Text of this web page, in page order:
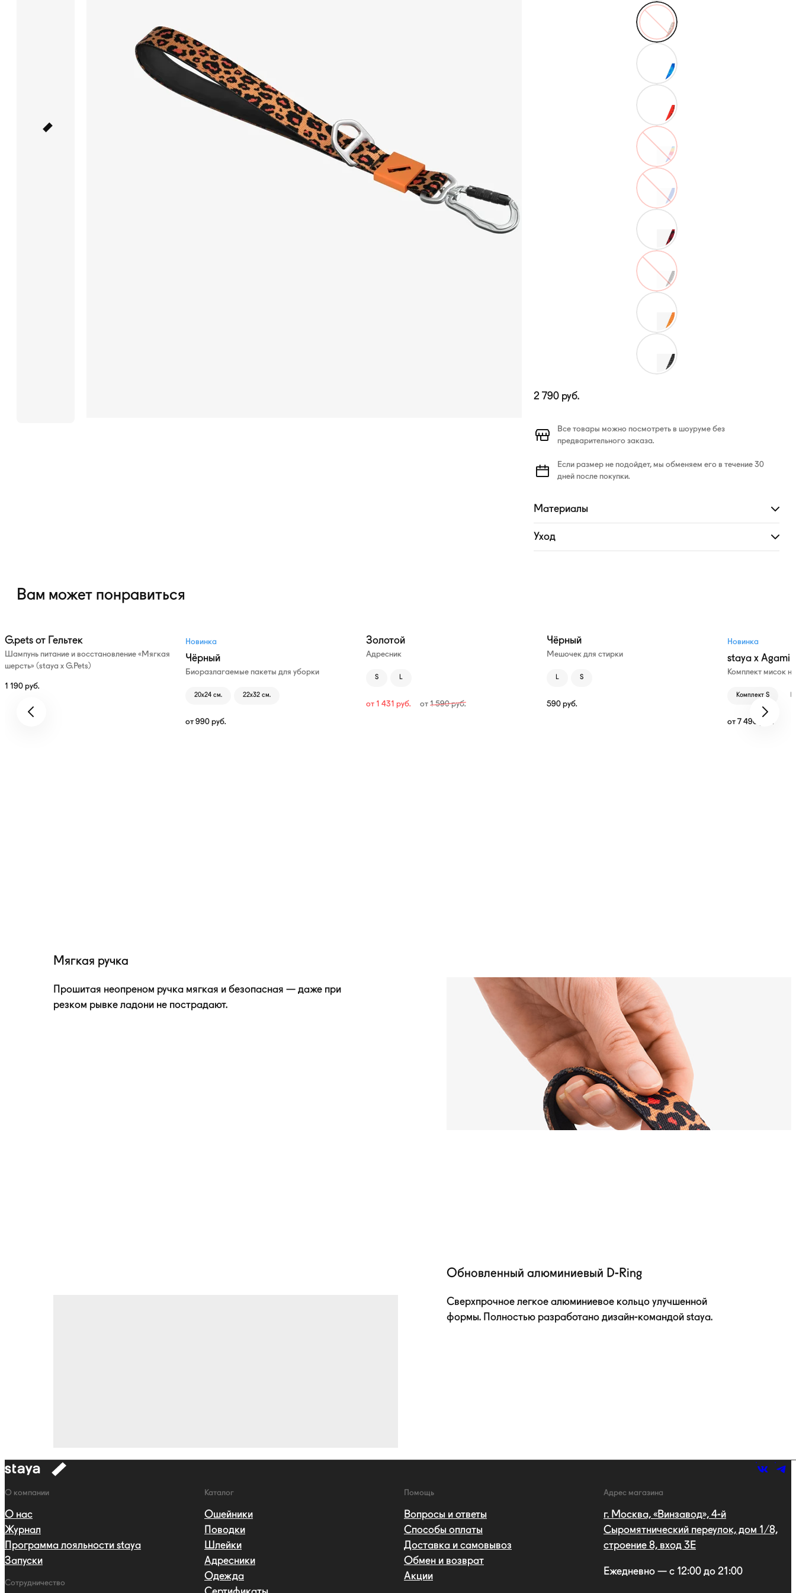
2 790 руб.
Все товары можно посмотреть в шоуруме без
предварительного заказа.
Если размер не подойдет, мы обменяем его в течение 30
дней после покупки.
Материалы
Развернуть
Уход
Развернуть
Вам может понравиться
G.pets от Гельтек
Шампунь питание и восстановление «Мягкая
шерсть» (staya х G.Pets)
1 190 руб.
Новинка
Чёрный
Биоразлагаемые пакеты для уборки
20х24 см. 22х32 см.
от 990 руб.
Золотой
Адресник
S L
от 1 431 руб. от1 590руб.
Чёрный
Мешочек для стирки
L S
590 руб.
Новинка
staya x Agami
Комплект мисок
Комплект S
от 7 490 руб.
Мягкая ручка
Прошитая неопреном ручка мягкая и безопасная — даже при
резком рывке ладони не пострадают.
Обновленный алюминиевый D-Ring
Сверхпрочное легкое алюминиевое кольцо улучшенной
формы. Полностью разработано дизайн-командой staya.
к
Навигация
О компании
О нас
Журнал
Программа лояльности staya
Запуски
Сотрудничество
Каталог
Ошейники
Поводки
Шлейки
Адресники
Одежда
Помощь
Вопросы и ответы
Способы оплаты
Доставка и самовывоз
Обмен и возврат
Акции
Адрес магазина
г. Москва, «Винзавод», 4-й
Сыромятнический переулок, дом 1/8,
строение 8, вход 3E
Ежедневно — с 12:00 до 21:00